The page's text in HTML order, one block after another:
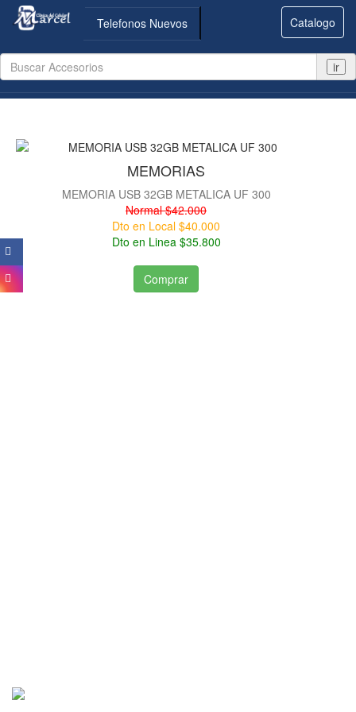
Telefonos Nuevos Catalogo
ir
MEMORIAS
MEMORIA USB 32GB METALICA UF 300
Normal $42.000
Dto en Local $40.000
Dto en Linea $35.800